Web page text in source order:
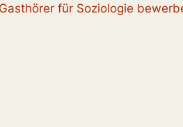
für Soziologie